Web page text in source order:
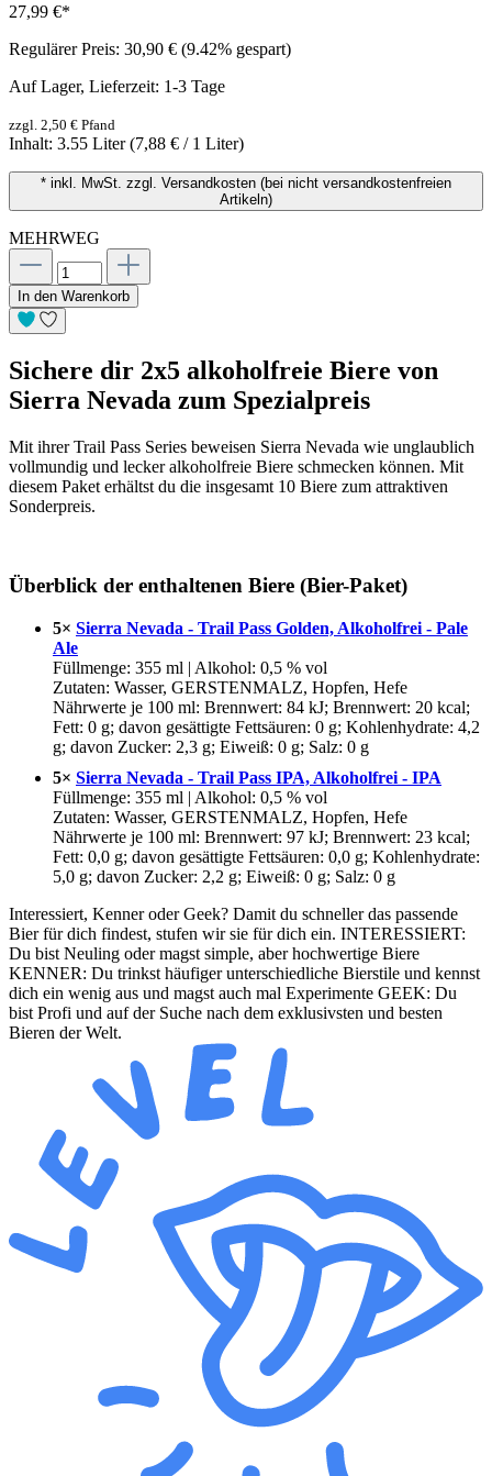
27,99 €*
Regulärer Preis: 30,90 € (9.42% gespart)
Auf Lager, Lieferzeit: 1-3 Tage
zzgl. 2,50 € Pfand
Inhalt: 3.55 Liter(7,88 € / 1 Liter)
* inkl. MwSt. zzgl. Versandkosten (bei nicht versandkostenfreien
Artikeln)
MEHRWEG
In den Warenkorb
Sichere dir 2x5 alkoholfreie Biere von
Sierra Nevada zum Spezialpreis
Mit ihrer Trail Pass Series beweisen Sierra Nevada wie unglaublich
vollmundig und lecker alkoholfreie Biere schmecken können. Mit
diesem Paket erhältst du die insgesamt 10 Biere zum attraktiven
Sonderpreis.
Überblick der enthaltenen Biere (Bier-Paket)
5× Sierra Nevada - Trail Pass Golden, Alkoholfrei - Pale
Ale
Füllmenge: 355 ml | Alkohol: 0,5 % vol
Zutaten: Wasser, GERSTENMALZ, Hopfen, Hefe
Nährwerte je 100 ml: Brennwert: 84 kJ; Brennwert: 20 kcal;
Fett: 0 g; davon gesättigte Fettsäuren: 0 g; Kohlenhydrate: 4,2
g; davon Zucker: 2,3 g; Eiweiß: 0 g; Salz: 0 g
5× Sierra Nevada - Trail Pass IPA, Alkoholfrei - IPA
Füllmenge: 355 ml | Alkohol: 0,5 % vol
Zutaten: Wasser, GERSTENMALZ, Hopfen, Hefe
Nährwerte je 100 ml: Brennwert: 97 kJ; Brennwert: 23 kcal;
Fett: 0,0 g; davon gesättigte Fettsäuren: 0,0 g; Kohlenhydrate:
5,0 g; davon Zucker: 2,2 g; Eiweiß: 0 g; Salz: 0 g
Interessiert, Kenner oder Geek? Damit du schneller das passende
Bier für dich findest, stufen wir sie für dich ein. INTERESSIERT:
Du bist Neuling oder magst simple, aber hochwertige Biere
KENNER: Du trinkst häufiger unterschiedliche Bierstile und kennst
dich ein wenig aus und magst auch mal Experimente GEEK: Du
bist Profi und auf der Suche nach dem exklusivsten und besten
Bieren der Welt.